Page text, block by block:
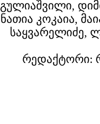
გულიაშვილი,
ნათია კოკაია,
საყვარელიძე,
რედაქტორი: